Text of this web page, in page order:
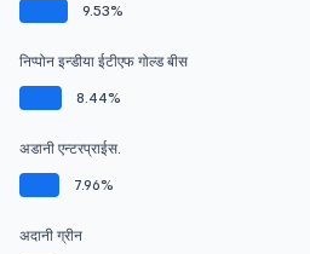
9.53%
निप्पोन इन्डीया ईटीएफ गोल्ड बीस
8.44%
अडानी एन्टरप्राईस.
7.96%
अदानी ग्रीन